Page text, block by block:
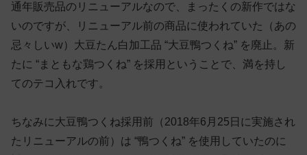
通年販売品のリニューアルなので、まったくの新作ではな
いのですが、リニューアル前の商品に使われていた（あの
忌々しいw）大豆たん白加工品 “大豆鴨つくね” を廃止。新
たに “まともな鶏つくね” を採用ということで、満を持し
てのテコ入れです。
ちなみに大豆鴨つくね採用前（2018年6月25日に実施され
たリニューアルの前）は “鴨つくね” を使用していたのに